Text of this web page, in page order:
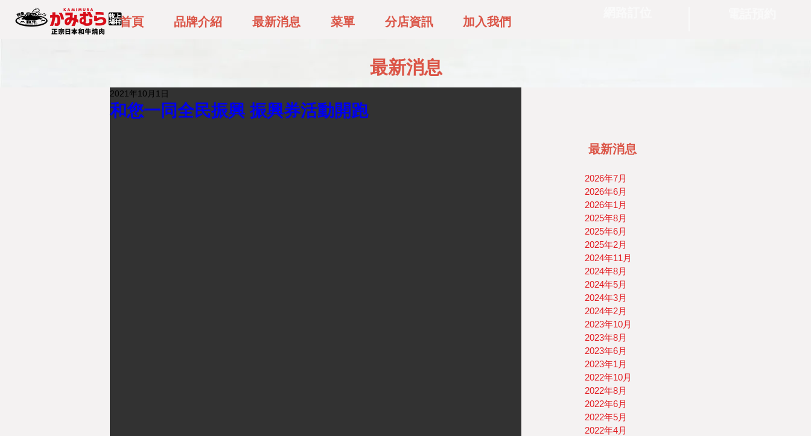
首頁 品牌介紹 最新消息 菜單 分店資訊 加入我們
最新消息
最新消息
2026年7月
2026年6月
2026年1月
2025年8月
2025年6月
2025年2月
2024年11月
2024年8月
2024年5月
2024年3月
2024年2月
2023年10月
2023年8月
2023年6月
2023年1月
2022年10月
2022年8月
2022年6月
2022年5月
2022年4月
和您一同全民振興 振興券活動開跑
2021年10月1日